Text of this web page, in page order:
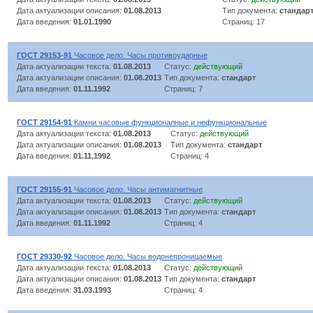
Дата актуализации описания: 01.08.2013 Тип документа: стандарт
Дата введения: 01.01.1990 Страниц: 17
ГОСТ 29153-91 Часовое дело. Часы противоударные
Дата актуализации текста: 01.08.2013 Статус: действующий
Дата актуализации описания: 01.08.2013 Тип документа: стандарт
Дата введения: 01.11.1992 Страниц: 7
ГОСТ 29154-91 Камни часовые функционалные и нефункциональные
Дата актуализации текста: 01.08.2013 Статус: действующий
Дата актуализации описания: 01.08.2013 Тип документа: стандарт
Дата введения: 01.11.1992 Страниц: 4
ГОСТ 29155-91 Часовое дело. Часы антимагнитные
Дата актуализации текста: 01.08.2013 Статус: действующий
Дата актуализации описания: 01.08.2013 Тип документа: стандарт
Дата введения: 01.11.1992 Страниц: 4
ГОСТ 29330-92 Часовое дело. Часы водонепроницаемые
Дата актуализации текста: 01.08.2013 Статус: действующий
Дата актуализации описания: 01.08.2013 Тип документа: стандарт
Дата введения: 31.03.1993 Страниц: 4